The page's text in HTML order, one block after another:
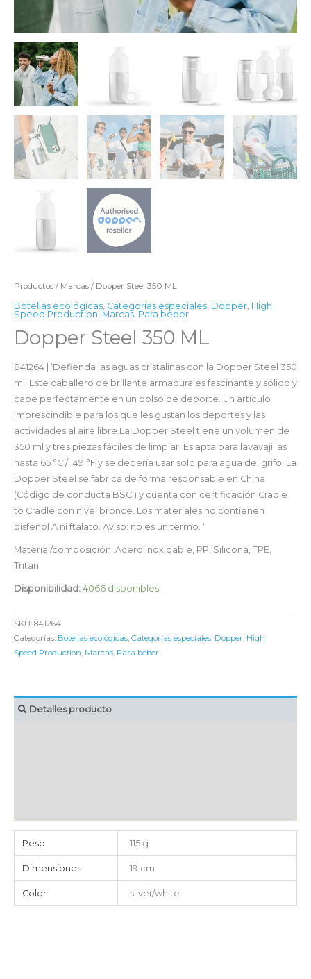
Productos / Marcas / Dopper Steel 350 ML
Botellas ecológicas Categorías especiales Dopper High
Speed Production Marcas Para beber
Dopper Steel 350 ML
841264 | ‘Defienda las aguas cristalinas con la Dopper Steel 350
ml. Este caballero de brillante armadura es fascinante y sólido y
cabe perfectamente en un bolso de deporte. Un artículo
imprescindible para los que les gustan los deportes y las
actividades al aire libre.La Dopper Steel tiene un volumen de
350 ml y tres piezas fáciles de limpiar. Es apta para lavavajillas
hasta 65 °C / 149 °F y se debería usar solo para agua del grifo. La
Dopper Steel se fabrica de forma responsable en China
(Código de conducta BSCI) y cuenta con certificación Cradle
to Cradle con nivel bronce. Los materiales no contienen
bisfenol A ni ftalato. Aviso: no es un termo. ‘
Material/composición: Acero Inoxidable, PP, Silicona, TPE,
Tritan
Disponibilidad: 4066 disponibles
SKU: 841264
Categorías: Botellas ecológicas, Categorías especiales, Dopper, High
Speed Production, Marcas, Para beber
Detalles producto
Peso 115 g
Dimensiones 19 cm
Color silver/white